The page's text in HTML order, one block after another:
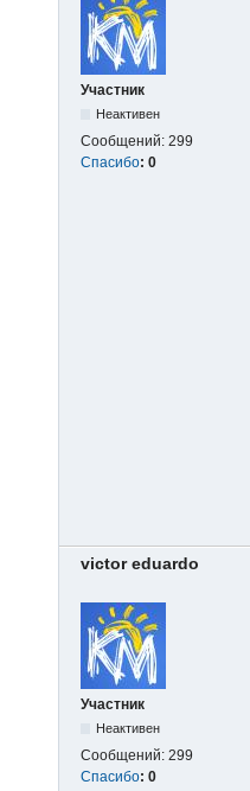
Участник
Неактивен
Сообщений: 299
Спасибо: 0
victor eduardo
Участник
Неактивен
Сообщений: 299
Спасибо: 0